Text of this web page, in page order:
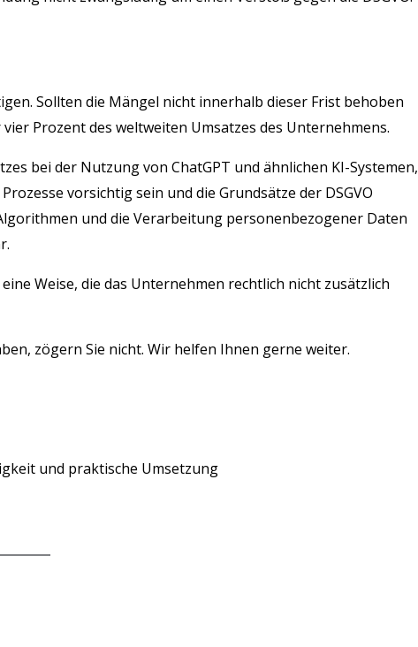
Sollten die Mängel nicht innerhalb dieser Frist behoben
Prozent des weltweiten Umsatzes des Unternehmens.
bei der Nutzung von ChatGPT und ähnlichen KI-Systemen,
vorsichtig sein und die Grundsätze der DSGVO
und die Verarbeitung personenbezogener Daten
Weise, die das Unternehmen rechtlich nicht zusätzlich
zögern Sie nicht. Wir helfen Ihnen gerne weiter.
und praktische Umsetzung